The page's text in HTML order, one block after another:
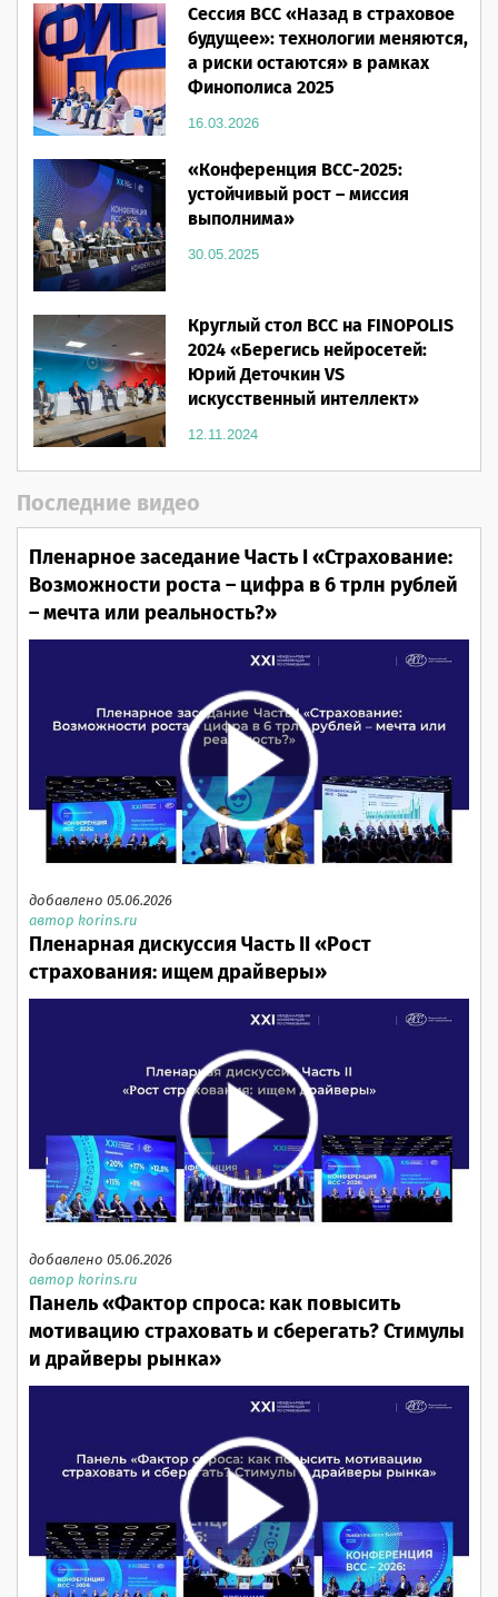
Сессия ВСС «Назад в страховое
будущее»: технологии меняются,
а риски остаются» в рамках
Финополиса 2025
16.03.2026
«Конференция ВСС-2025:
устойчивый рост – миссия
выполнима»
30.05.2025
Круглый стол ВСС на FINOPOLIS
2024 «Берегись нейросетей:
Юрий Деточкин VS
искусственный интеллект»
12.11.2024
Последние видео
Пленарное заседание Часть I «Страхование:
Возможности роста – цифра в 6 трлн рублей
– мечта или реальность?»
добавлено 05.06.2026
автор korins.ru
Пленарная дискуссия Часть II «Рост
страхования: ищем драйверы»
добавлено 05.06.2026
автор korins.ru
Панель «Фактор спроса: как повысить
мотивацию страховать и сберегать? Стимулы
и драйверы рынка»